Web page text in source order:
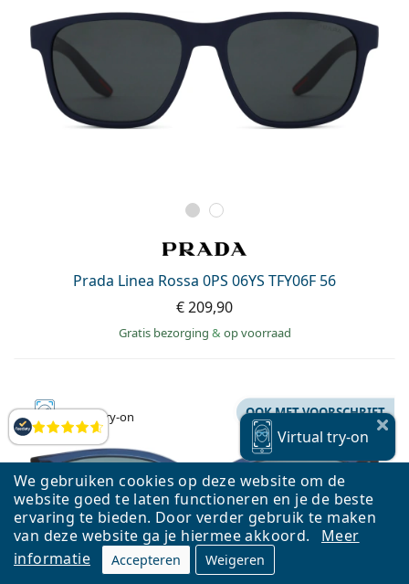
We gebruiken cookies op deze website om de
website goed te laten functioneren en je de beste
ervaring te bieden. Door verder gebruik te maken
van deze website ga je hiermee akkoord.
Meer
informatie
Accepteren Weigeren
Beoordelingen
Prada Linea Rossa 0PS 06YS TFY06F 56
€ 209,90
Gratis bezorging & op voorraad
try-on OOK MET VOORSCHRIFT
Virtual try-on